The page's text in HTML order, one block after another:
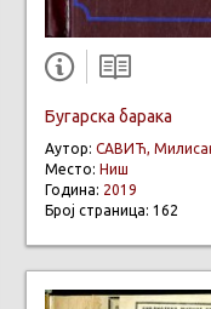
Бугарска барака
Аутор: САВИЋ,
Место: Ниш
Година: 2019
Број страница: 162